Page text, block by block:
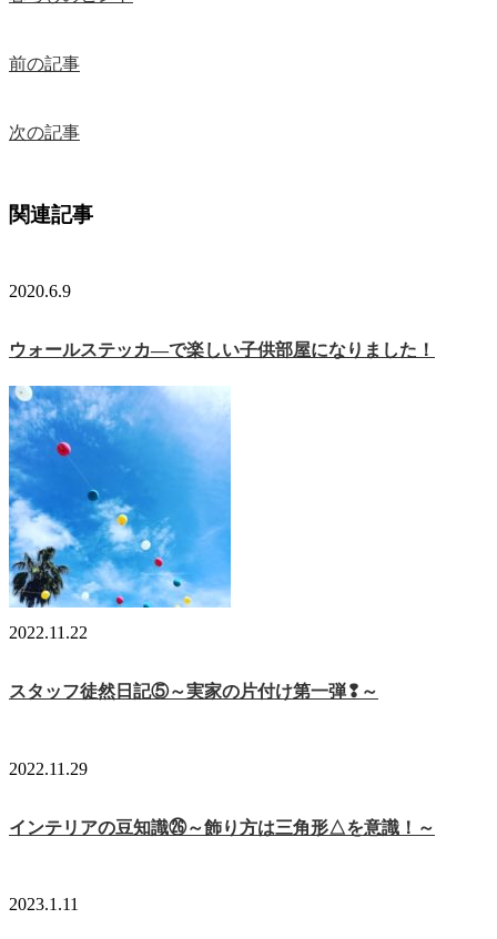
前の記事
次の記事
関連記事
2020.6.9
ウォールステッカ―で楽しい子供部屋になりました！
2022.11.22
スタッフ徒然日記⑤～実家の片付け第一弾❢～
2022.11.29
インテリアの豆知識㉖～飾り方は三角形△を意識！～
2023.1.11